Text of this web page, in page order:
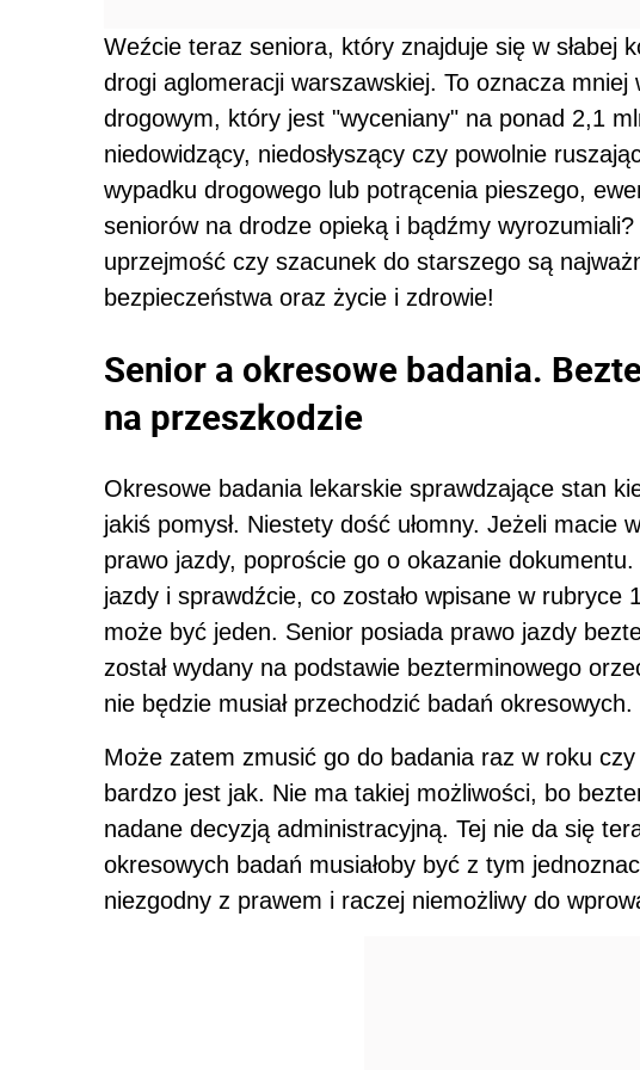
Weźcie teraz seniora, który znajduje się w słabej
drogi aglomeracji warszawskiej. To oznacza
drogowym, który jest "wyceniany" na ponad 2,1
niedowidzący, niedosłyszący czy powolnie
wypadku drogowego lub potrącenia pieszego,
seniorów na drodze opieką i bądźmy
uprzejmość czy szacunek do starszego są
bezpieczeństwa oraz życie i zdrowie!
Senior a okresowe badania.
na przeszkodzie
Okresowe badania lekarskie sprawdzające stan
jakiś pomysł. Niestety dość ułomny. Jeżeli macie
prawo jazdy, poproście go o okazanie
jazdy i sprawdźcie, co zostało wpisane w rubryce
może być jeden. Senior posiada prawo jazdy
został wydany na podstawie bezterminowego
nie będzie musiał przechodzić badań okresowych.
Może zatem zmusić go do badania raz w roku
bardzo jest jak. Nie ma takiej możliwości, bo
nadane decyzją administracyjną. Tej nie da się
okresowych badań musiałoby być z tym
niezgodny z prawem i raczej niemożliwy do